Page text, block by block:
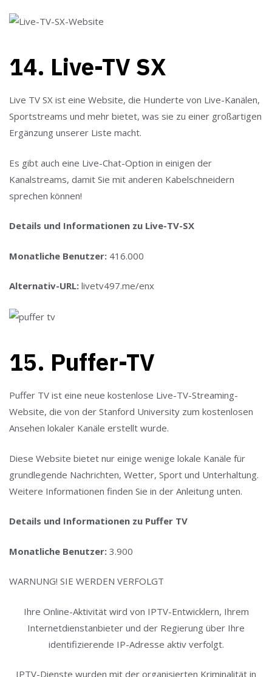
14. Live-TV SX
Live TV SX ist eine Website, die Hunderte von Live-Kanälen,
Sportstreams und mehr bietet, was sie zu einer großartigen
Ergänzung unserer Liste macht.
Es gibt auch eine Live-Chat-Option in einigen der
Kanalstreams, damit Sie mit anderen Kabelschneidern
sprechen können!
Details und Informationen zu Live-TV-SX
Monatliche Benutzer: 416.000
Alternativ-URL: livetv497.me/enx
15. Puffer-TV
Puffer TV ist eine neue kostenlose Live-TV-Streaming-
Website, die von der Stanford University zum kostenlosen
Ansehen lokaler Kanäle erstellt wurde.
Diese Website bietet nur einige wenige lokale Kanäle für
grundlegende Nachrichten, Wetter, Sport und Unterhaltung.
Weitere Informationen finden Sie in der Anleitung unten.
Details und Informationen zu Puffer TV
Monatliche Benutzer: 3.900
WARNUNG! SIE WERDEN VERFOLGT
Ihre Online-Aktivität wird von IPTV-Entwicklern, Ihrem
Internetdienstanbieter und der Regierung über Ihre
identifizierende IP-Adresse aktiv verfolgt.
IPTV-Dienste wurden mit der organisierten Kriminalität in